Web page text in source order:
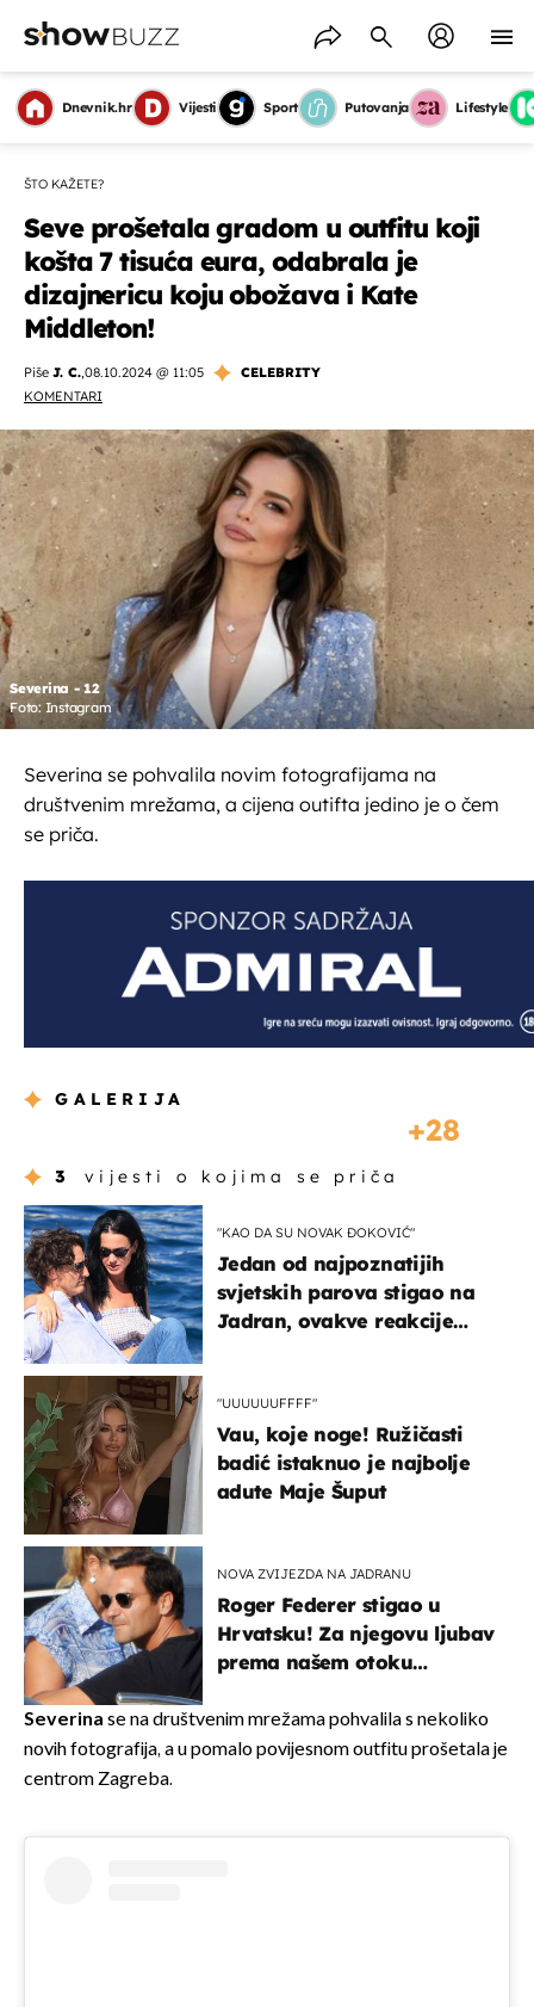
Dnevnik.hr Vijesti Sport Putovanja Lifestyle
ŠTO KAŽETE?
Seve prošetala gradom u outfitu koji
košta 7 tisuća eura, odabrala je
dizajnericu koju obožava i Kate
Middleton!
Piše J. C.,08.10.2024 @ 11:05
CELEBRITY
KOMENTARI
Severina - 12
Foto: Instagram
Severina se pohvalila novim fotografijama na
društvenim mrežama, a cijena outifta jedino je o čem
se priča.
GALERIJA
28
3 vijesti o kojima se priča
"KAO DA SU NOVAK ĐOKOVIĆ"
Jedan od najpoznatijih
svjetskih parova stigao na
Jadran, ovakve reakcije
"UUUUUUFFFF"
Vau, koje noge! Ružičasti
badić istaknuo je najbolje
adute Maje Šuput
NOVA ZVIJEZDA NA JADRANU
Roger Federer stigao u
Hrvatsku! Za njegovu ljubav
prema našem otoku
Hrvat
Severina se na društvenim mrežama pohvalila s nekoliko
novih fotografija, a u pomalo povijesnom outfitu prošetala je
centrom Zagreba.
OMOGUĆI OBAVIJESTI